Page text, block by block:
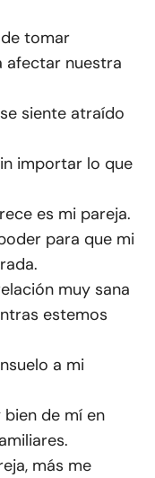
tomar
afectar nuestra
siente atraído
importar lo que
es mi pareja.
para que mi
muy sana
estemos
a mi
de mí en
más me